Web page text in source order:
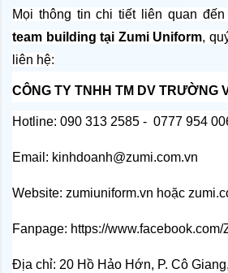
Mọi thông tin chi tiết liên quan
team building tại Zumi Uniform,
liên hệ:
CÔNG TY TNHH TM DV TRƯỜNG
Hotline: 090 313 2585 -  0777 954
Email: kinhdoanh@zumi.com.vn
Website: zumiuniform.vn hoặc
Fanpage: https://
Địa chỉ: 20 Hồ Hảo Hớn, P. Cô